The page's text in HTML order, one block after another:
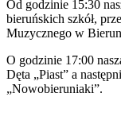
Od godzinie 15:30
bieruńskich szkół,
Muzycznego w
O godzinie 17:00
Dęta „Piast” a
„Nowobieruniaki”.